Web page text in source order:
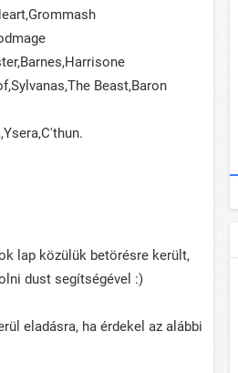
Beast,Baron
lap közülük betörésre került,
dust segítségével :)
eladásra, ha érdekel az alábbi